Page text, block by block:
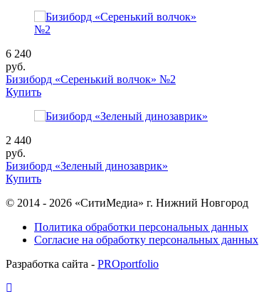
6 240
руб.
Бизиборд «Серенький волчок» №2
Купить
2 440
руб.
Бизиборд «Зеленый динозаврик»
Купить
© 2014 - 2026 «СитиМедиа» г. Нижний Новгород
Политика обработки персональных данных
Согласие на обработку персональных данных
Разработка сайта - PROportfolio